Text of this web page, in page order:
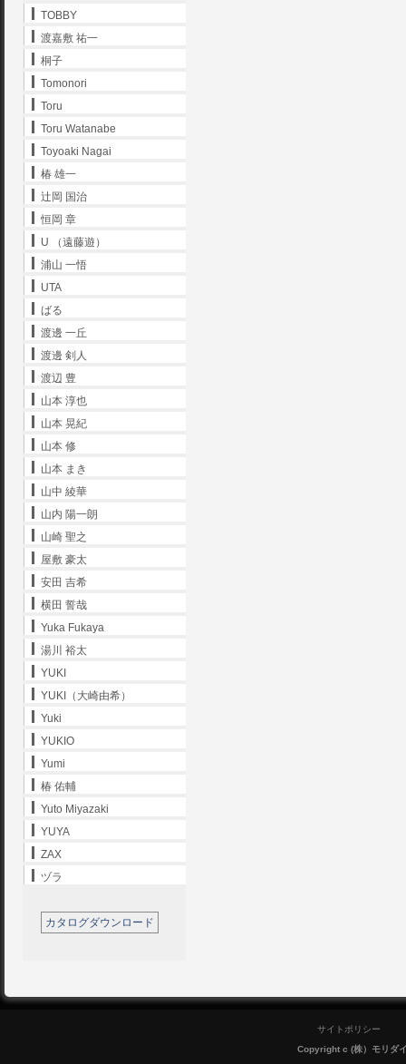
TOBBY
渡嘉敷 祐一
桐子
Tomonori
Toru
Toru Watanabe
Toyoaki Nagai
椿 雄一
辻岡 国治
恒岡 章
U （遠藤遊）
浦山 一悟
UTA
ばる
渡邊 一丘
渡邊 剣人
渡辺 豊
山本 淳也
山本 晃紀
山本 修
山本 まき
山中 綾華
山内 陽一朗
山崎 聖之
屋敷 豪太
安田 吉希
横田 誓哉
Yuka Fukaya
湯川 裕太
YUKI
YUKI（大崎由希）
Yuki
YUKIO
Yumi
椿 佑輔
Yuto Miyazaki
YUYA
ZAX
ヅラ
カタログダウンロード
サイトポリシー
Copyright c (株）モリダ